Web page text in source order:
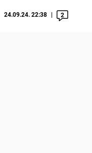
24.09.24. 22:38 2